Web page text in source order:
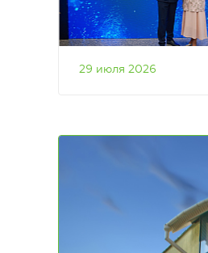
29 июля 2026